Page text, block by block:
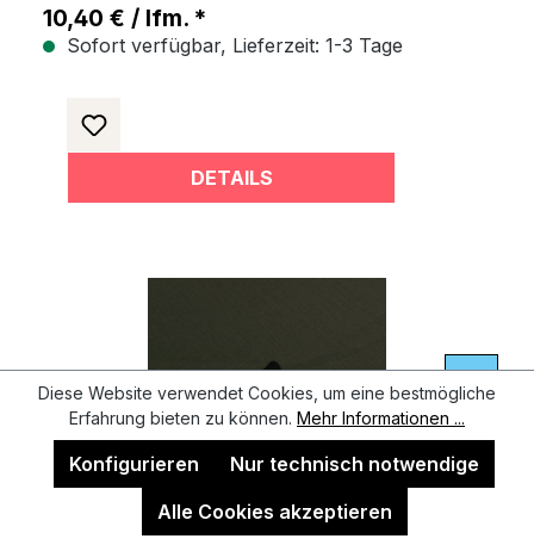
10,40 € / lfm. *
Sofort verfügbar, Lieferzeit: 1-3 Tage
DETAILS
Diese Website verwendet Cookies, um eine bestmögliche
Erfahrung bieten zu können. Mehr Informationen ...
Nur technisch notwendige
Konfigurieren
Alle Cookies akzeptieren